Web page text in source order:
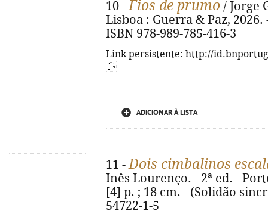
10 -Fios de prumo / Jorge
Lisboa : Guerra & Paz, 2026.
ISBN 978-989-785-416-3
Link persistente: http://
ADICIONAR À LISTA
11 -Dois cimbalinos
Inês Lourenço. - 2ª ed. -
[4] p. ; 18 cm. - (Solidão
54722-1-5